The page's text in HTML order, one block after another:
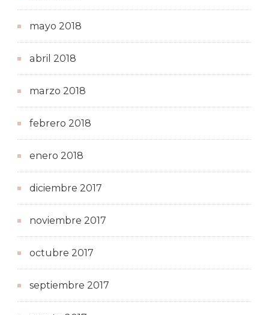
mayo 2018
abril 2018
marzo 2018
febrero 2018
enero 2018
diciembre 2017
noviembre 2017
octubre 2017
septiembre 2017